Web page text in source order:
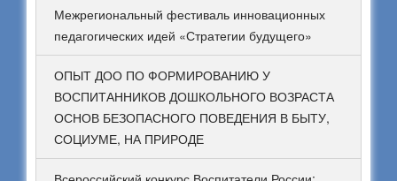
Межрегиональный фестиваль инновационных
педагогических идей «Стратегии будущего»
ОПЫТ ДОО ПО ФОРМИРОВАНИЮ У
ВОСПИТАННИКОВ ДОШКОЛЬНОГО ВОЗРАСТА
ОСНОВ БЕЗОПАСНОГО ПОВЕДЕНИЯ В БЫТУ,
СОЦИУМЕ, НА ПРИРОДЕ